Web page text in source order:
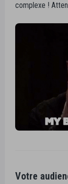
complexe !
Votre